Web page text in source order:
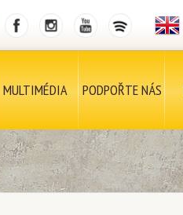
MULTIMÉDIA PODPOŘTE NÁS